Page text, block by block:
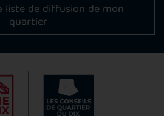
liste de diffusion de mon
quartier